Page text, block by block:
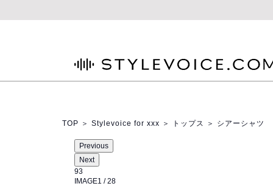
TOP ＞ Stylevoice for xxx ＞ トップス ＞ シアーシャツ
Previous
Next
93
IMAGE1 /28